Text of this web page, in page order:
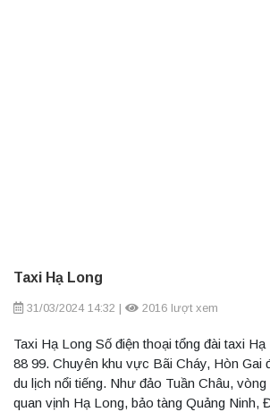
Taxi Hạ Long
31/03/2024 14:32 | 2016 lượt xem
Taxi Hạ Long Số điện thoại tổng đài taxi
88 99. Chuyên khu vực Bãi Cháy, Hòn Gai
du lịch nổi tiếng. Như đảo Tuần Châu,
quan vịnh Hạ Long, bảo tàng Quảng Ninh,